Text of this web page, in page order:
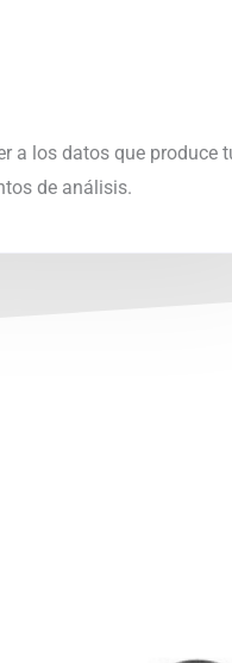
a los datos que produce
de análisis.